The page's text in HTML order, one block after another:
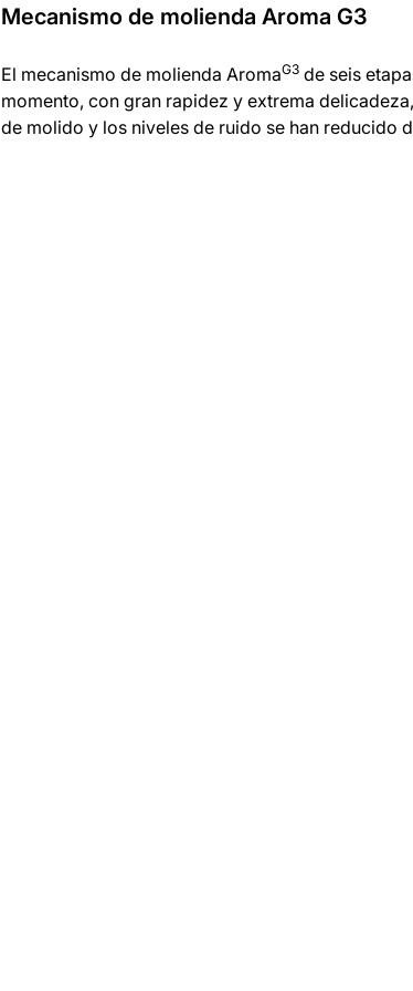
Mecanismo de molienda Aroma G3
El mecanismo de molienda AromaG3 de seis
momento, con gran rapidez y extrema
de molido y los niveles de ruido se han reducido